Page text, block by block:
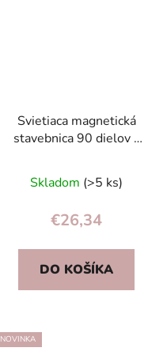
Svietiaca magnetická
stavebnica 90 dielov –
Skladom (>5 ks)
€26,34
DO KOŠÍKA
NOVINKA